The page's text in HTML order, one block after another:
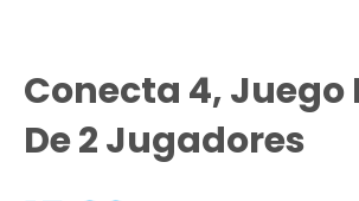
Conecta 4, Juego
De 2 Jugadores